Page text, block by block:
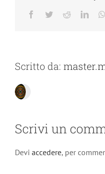
Facebook
TwitterReddit
Scritto da:
Scrivi un
Devi accedere, per